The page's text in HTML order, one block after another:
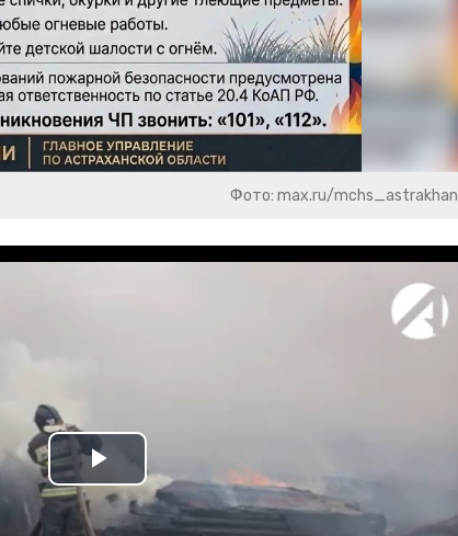
Фото: max.ru/mchs_astrakhan
Play